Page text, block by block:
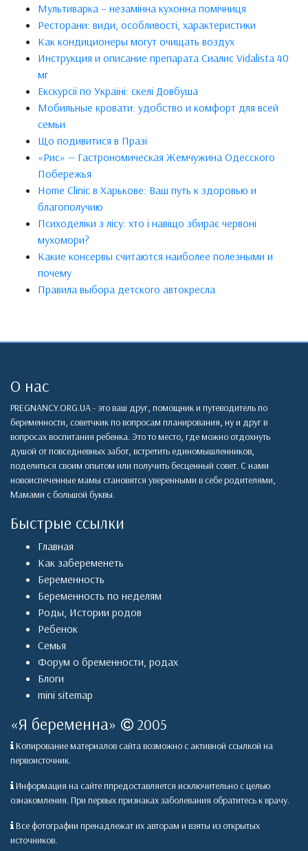
Мультиварка – незамінна кухонна помічниця
Ресторани: види, особливості, характеристики
Как кондиционеры могут очищать воздух
Инструкция и описание препарата Сиалис Vidalista 40
мг
Екскурсії по Україні: скелі Довбуша
Мобильные кровати: удобство и комфорт для всей
семьи
Що подивитися в Празі
«Рис» — Гастрономическая Жемчужина Одесского
Побережья
Home Clinic в Харькове: Ваш путь к здоровью и
благополучию
Психоделіки з лісу: хто і навіщо збирає червоні
мухомори?
Какие консервы считаются наиболее полезными и
почему
Правила выбора детского автокресла
О нас
PREGNANCY.ORG.UA - это ваш друг, помощник и путеводитель по
беременности, советчкик по вопросам планирования, ну и друг в
вопросах воспитания ребенка. Это то место, где можно отдохнуть
душой от повседневных забот, встретить единомышленников,
поделиться своим опытом или получить бесценный совет. С нами
новоиспеченные мамы становятся уверенными в себе родителями,
Мамами с большой буквы.
Быстрые ссылки
Главная
Как забеременеть
Беременность
Беременность по неделям
Роды Истории родов
Ребенок
Семья
Форум о бременности, родах
Блоги
mini sitemap
«Я беременна» 2005
Копирование материалов сайта возможно с активной ссылкой на
первоисточник.
Информация на сайте ппредоставляется исключительно с целью
ознакомления. При первых признаках заболевания обратитесь к врачу.
Все фотографии пренадлежат их авторам и взяты из открытых
источников.